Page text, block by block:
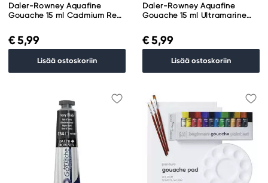
Daler-Rowney Aquafine
Gouache 15 ml Cadmium Red
€ 5,99
Lisää ostoskoriin
Daler-Rowney Aquafine
Gouache 15 ml Ultramarine
€ 5,99
Lisää ostoskoriin